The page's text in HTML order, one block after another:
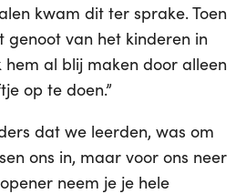
kwam dit ter sprake. Toen
genoot van het kinderen in
hem al blij maken door alleen
op te doen.”
dat we leerden, was om
ons in, maar voor ons neer
neem je je hele